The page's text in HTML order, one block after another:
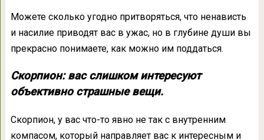
Можете сколько угодно притворяться, что ненависть
и насилие приводят вас в ужас, но в глубине души вы
прекрасно понимаете, как можно им поддаться.
Скорпион: вас слишком интересуют
объективно страшные вещи.
Скорпион, у вас что-то явно не так с внутренним
компасом, который направляет вас к интересным и